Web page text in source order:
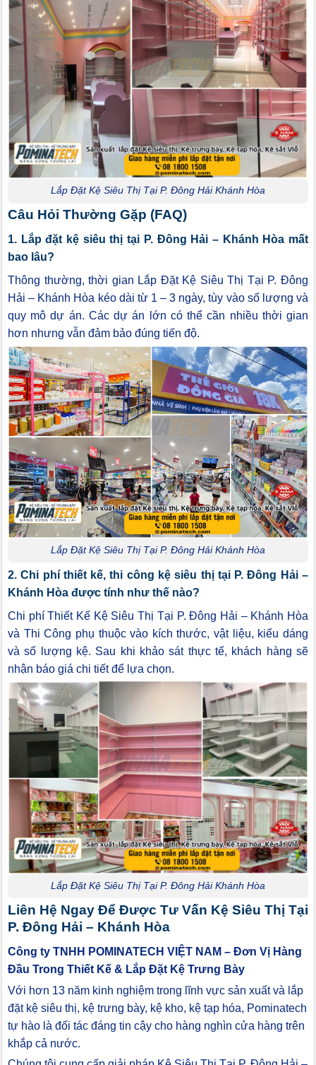
Lắp Đặt Kệ Siêu Thị Tại P. Đông Hải Khánh Hòa
Câu Hỏi Thường Gặp (FAQ)
1. Lắp đặt kệ siêu thị tại P. Đông Hải – Khánh Hòa mất
bao lâu?
Thông thường, thời gian Lắp Đặt Kệ Siêu Thị Tại P. Đông
Hải – Khánh Hòa kéo dài từ 1 – 3 ngày, tùy vào số lượng và
quy mô dự án. Các dự án lớn có thể cần nhiều thời gian
hơn nhưng vẫn đảm bảo đúng tiến độ.
Lắp Đặt Kệ Siêu Thị Tại P. Đông Hải Khánh Hòa
2. Chi phí thiết kế, thi công kệ siêu thị tại P. Đông Hải –
Khánh Hòa được tính như thế nào?
Chi phí Thiết Kế Kệ Siêu Thị Tại P. Đông Hải – Khánh Hòa
và Thi Công phụ thuộc vào kích thước, vật liệu, kiểu dáng
và số lượng kệ. Sau khi khảo sát thực tế, khách hàng sẽ
nhận báo giá chi tiết để lựa chọn.
Lắp Đặt Kệ Siêu Thị Tại P. Đông Hải Khánh Hòa
Liên Hệ Ngay Để Được Tư Vấn Kệ Siêu Thị Tại
P. Đông Hải – Khánh Hòa
Công ty TNHH POMINATECH VIỆT NAM – Đơn Vị Hàng
Đầu Trong Thiết Kế & Lắp Đặt Kệ Trưng Bày
Với hơn 13 năm kinh nghiệm trong lĩnh vực sản xuất và lắp
đặt kệ siêu thị, kệ trưng bày, kệ kho, kệ tạp hóa, Pominatech
tự hào là đối tác đáng tin cậy cho hàng nghìn cửa hàng trên
khắp cả nước.